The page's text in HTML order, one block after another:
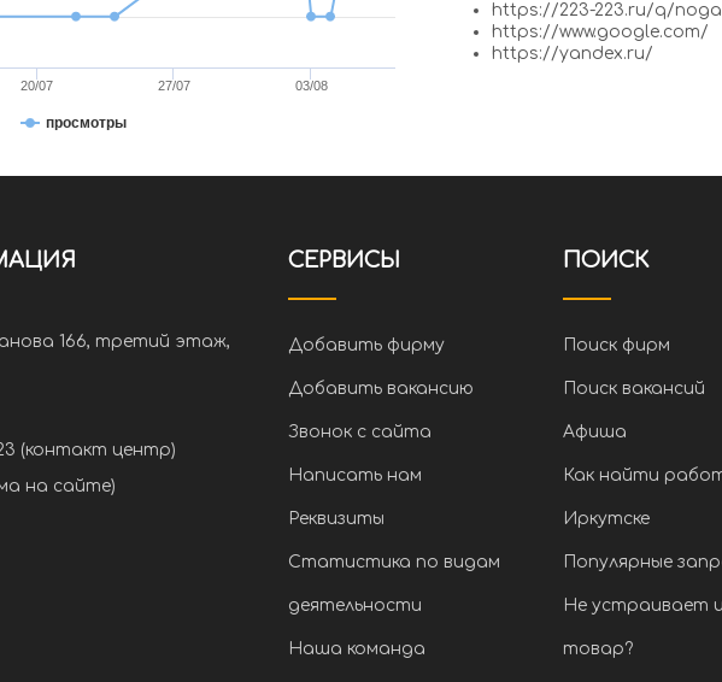
просмотры
20/07 27/07 03/08
https://223-223.ru/q/
https://www.google.com/
https://yandex.ru/
166, третий этаж,
(контакт центр)
на сайте)
СЕРВИСЫ
Добавить фирму
Добавить вакансию
Звонок с сайта
Написать нам
Реквизиты
Статистика по видам
деятельности
Наша команда
ПОИСК
Поиск фирм
Поиск вакансий
Афиша
Как найти
Иркутске
Популярные
Не устраивает
товар?